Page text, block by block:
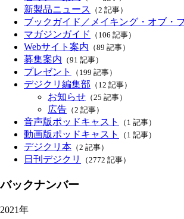
新製品ニュース （2 記事）
ブックガイド／メイキング・オブ・
マガジンガイド （106 記事）
Webサイト案内 （89 記事）
募集案内 （91 記事）
プレゼント （199 記事）
デジクリ編集部 （12 記事）
お知らせ （25 記事）
広告 （2 記事）
音声版ポッドキャスト （1 記事）
動画版ポッドキャスト （1 記事）
デジクリ本 （2 記事）
日刊デジクリ （2772 記事）
バックナンバー
2021年